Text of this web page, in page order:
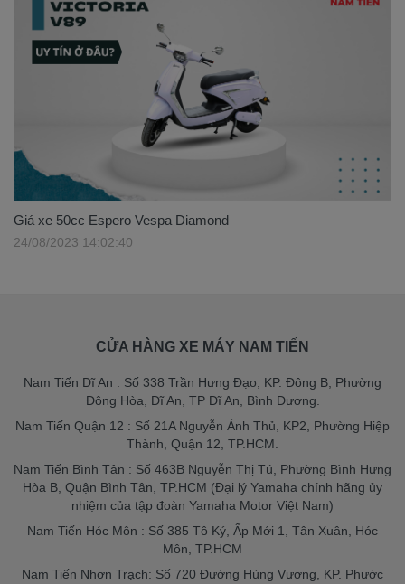
Giá xe 50cc Espero Vespa Diamond
24/08/2023 14:02:40
CỬA HÀNG XE MÁY NAM TIẾN
Nam Tiến Dĩ An : Số 338 Trần Hưng Đạo, KP. Đông B, Phường
Đông Hòa, Dĩ An, TP Dĩ An, Bình Dương.
Nam Tiến Quận 12 : Số 21A Nguyễn Ảnh Thủ, KP2, Phường Hiệp
Thành, Quận 12, TP.HCM.
Nam Tiến Bình Tân : Số 463B Nguyễn Thị Tú, Phường Bình Hưng
Hòa B, Quận Bình Tân, TP.HCM (Đại lý Yamaha chính hãng ủy
nhiệm của tập đoàn Yamaha Motor Việt Nam)
Nam Tiến Hóc Môn : Số 385 Tô Ký, Ấp Mới 1, Tân Xuân, Hóc
Môn, TP.HCM
Nam Tiến Nhơn Trạch: Số 720 Đường Hùng Vương, KP. Phước